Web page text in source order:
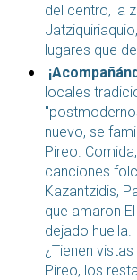
del centro, la
lugares que
locales
nuevo, se
Pireo.
canciones
Kazantzidis,
que amaron
dejado huella.
¿Tienen
Pireo, los